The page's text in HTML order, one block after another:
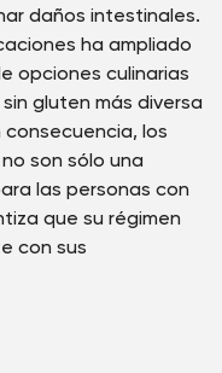
daños intestinales.
ha ampliado
opciones culinarias
gluten más diversa
consecuencia, los
son sólo una
las personas con
que su régimen
con sus